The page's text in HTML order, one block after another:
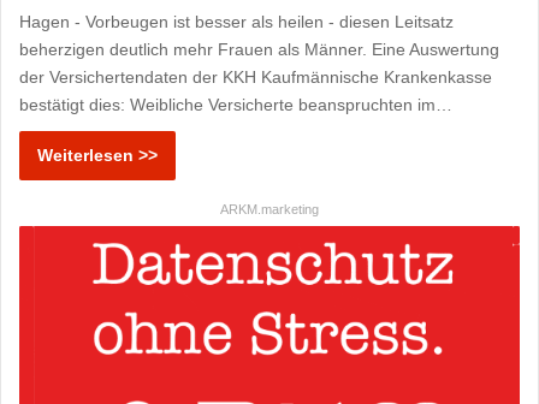
Hagen - Vorbeugen ist besser als heilen - diesen Leitsatz
beherzigen deutlich mehr Frauen als Männer. Eine Auswertung
der Versichertendaten der KKH Kaufmännische Krankenkasse
bestätigt dies: Weibliche Versicherte beanspruchten im…
Weiterlesen >>
ARKM.marketing